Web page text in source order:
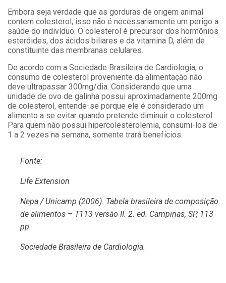
Embora seja verdade que as gorduras de origem animal
contem colesterol, isso não é necessariamente um perigo a
saúde do indivíduo. O colesterol é precursor dos hormônios
esteróides, dos ácidos biliares e da vitamina D, além de
constituinte das membranas celulares.
De acordo com a Sociedade Brasileira de Cardiologia, o
consumo de colesterol proveniente da alimentação não
deve ultrapassar 300mg/dia. Considerando que uma
unidade de ovo de galinha possui aproximadamente 200mg
de colesterol, entende-se porque ele é considerado um
alimento a se evitar quando pretende diminuir o colesterol.
Para quem não possui hipercolesterolemia, consumi-los de
1 a 2 vezes na semana, somente trará benefícios.
Fonte:
Life Extension
Nepa / Unicamp (2006). Tabela brasileira de composição
de alimentos – T113 versão II. 2. ed. Campinas, SP, 113
pp.
Sociedade Brasileira de Cardiologia.